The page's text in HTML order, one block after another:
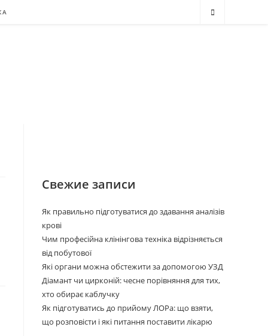
Свежие записи
Як правильно підготуватися до здавання аналізів
крові
Чим професійна клінінгова техніка відрізняється
від побутової
Які органи можна обстежити за допомогою УЗД
Діамант чи цирконій: чесне порівняння для тих,
хто обирає каблучку
Як підготуватись до прийому ЛОРа: що взяти,
що розповісти і які питання поставити лікарю